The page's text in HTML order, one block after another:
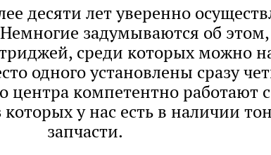
десяти лет уверенно
задумываются об
среди которых можно
одного установлены сразу
центра компетентно работают
у нас есть в наличии
запчасти.